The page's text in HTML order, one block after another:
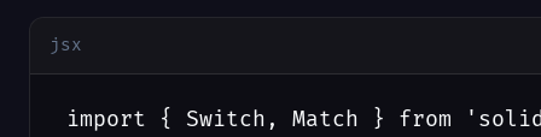
jsx
import { Switch, Match } from